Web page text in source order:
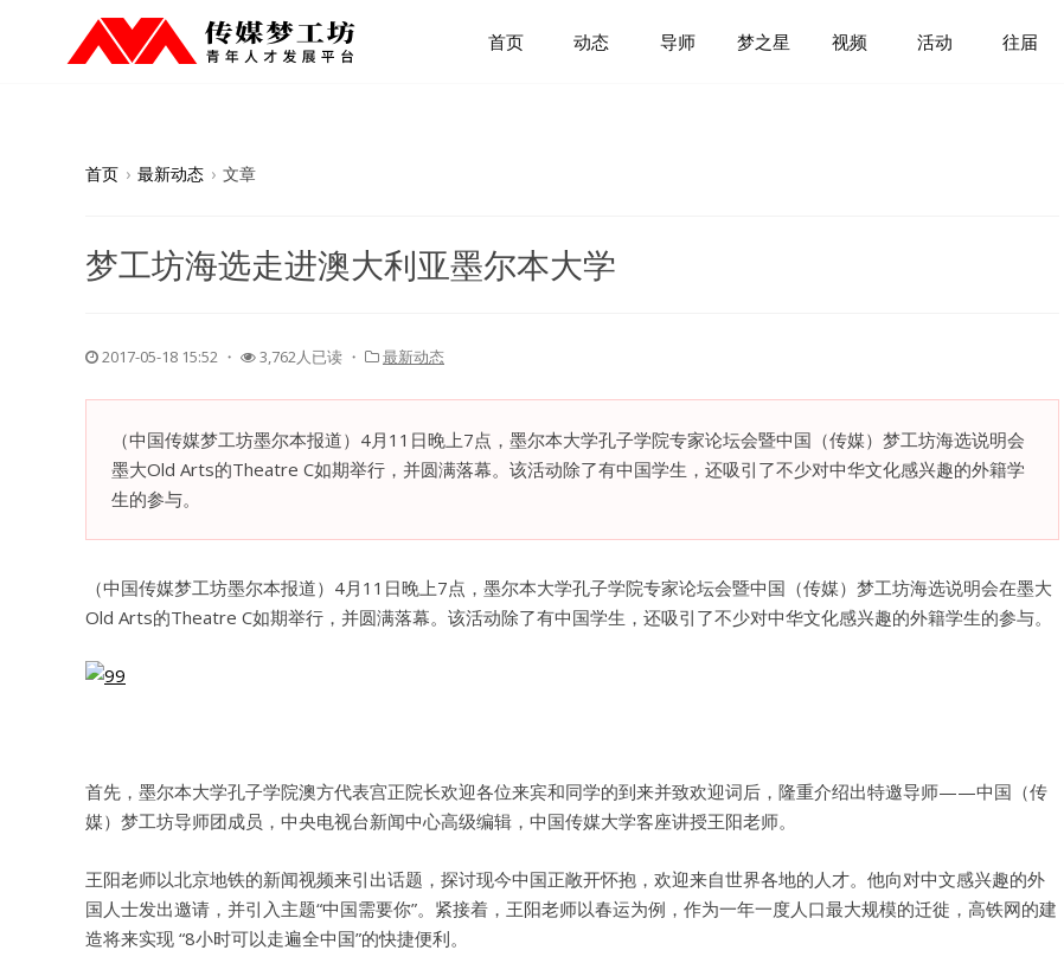
首页 动态 导师 梦之星 视频 活动 往届
首页 › 最新动态 › 文章
梦工坊海选走进澳大利亚墨尔本大学
2017-05-18 15:52 ・ 3,762人已读 ・ 最新动态
（中国传媒梦工坊墨尔本报道）4月11日晚上7点，墨尔本大学孔子学院专家论坛会暨中国（传媒）梦工坊海选说明会
墨大Old Arts的Theatre C如期举行，并圆满落幕。该活动除了有中国学生，还吸引了不少对中华文化感兴趣的外籍学
生的参与。
（中国传媒梦工坊墨尔本报道）4月11日晚上7点，墨尔本大学孔子学院专家论坛会暨中国（传媒）梦工坊海选说明会在墨大
Old Arts的Theatre C如期举行，并圆满落幕。该活动除了有中国学生，还吸引了不少对中华文化感兴趣的外籍学生的参与。
首先，墨尔本大学孔子学院澳方代表宫正院长欢迎各位来宾和同学的到来并致欢迎词后，隆重介绍出特邀导师——中国（传
媒）梦工坊导师团成员，中央电视台新闻中心高级编辑，中国传媒大学客座讲授王阳老师。
王阳老师以北京地铁的新闻视频来引出话题，探讨现今中国正敞开怀抱，欢迎来自世界各地的人才。他向对中文感兴趣的外
国人士发出邀请，并引入主题“中国需要你”。紧接着，王阳老师以春运为例，作为一年一度人口最大规模的迁徙，高铁网的建
造将来实现 “8小时可以走遍全中国”的快捷便利。